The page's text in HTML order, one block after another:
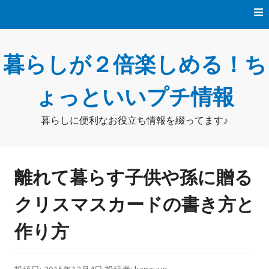
ツ
へ
暮らしが２倍楽しめる！ち
ょっといいプチ情報
暮らしに便利なお役立ち情報を綴ってます♪
離れて暮らす子供や孫に贈る
クリスマスカードの書き方と
作り方